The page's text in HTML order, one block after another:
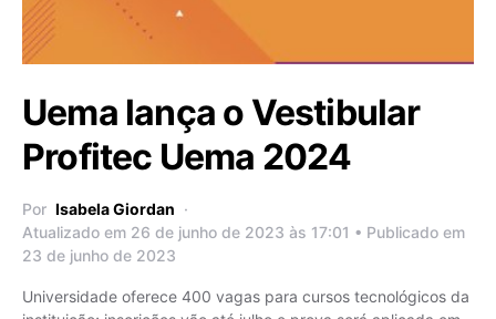
Uema lança o Vestibular
Profitec Uema 2024
Por Isabela Giordan
Atualizado em 26 de junho de 2023 às 17:01 • Publicado em
23 de junho de 2023
Universidade oferece 400 vagas para cursos tecnológicos da